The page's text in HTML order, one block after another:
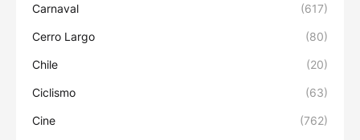
Carnaval (617)
Cerro Largo (80)
Chile (20)
Ciclismo (63)
Cine (762)